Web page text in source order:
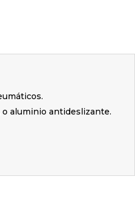
aluminio antideslizante.